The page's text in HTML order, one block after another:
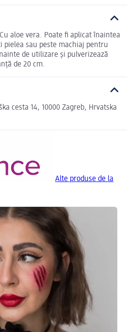
aloe vera. Poate fi aplicat înaintea
sau peste machiaj pentru
de utilizare și pulverizează
de 20 cm.
cesta 14, 10000 Zagreb, Hrvatska
Alte produse de la